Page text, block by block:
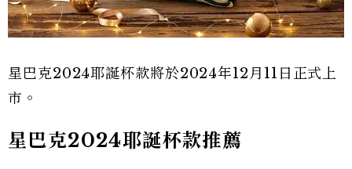
星巴克2024耶誕杯款將於2024年12月11日正式上
市。
星巴克2024耶誕杯款推薦